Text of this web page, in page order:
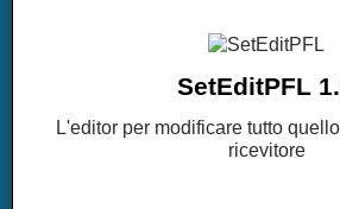
SetEditPFL
L'editor per modificare tutto
ricevitore